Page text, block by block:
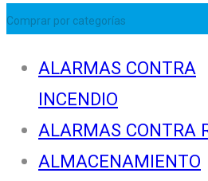
Comprar por categorías
ALARMAS CONTRA
INCENDIO
ALARMAS CONTRA
ALMACENAMIENTO